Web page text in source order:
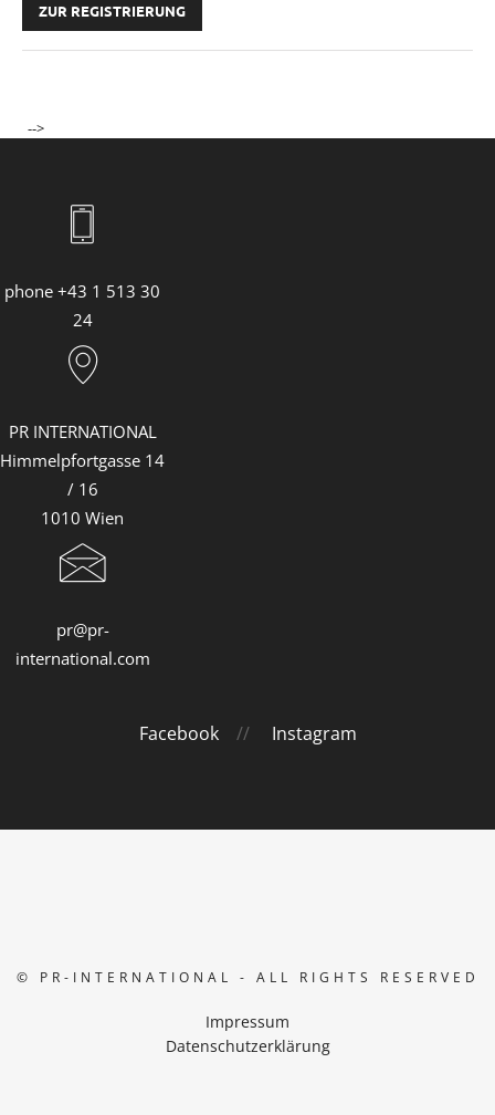
ZUR REGISTRIERUNG
-->
phone +43 1 513 30
24
PR INTERNATIONAL
Himmelpfortgasse 14
/ 16
1010 Wien
pr@pr-
international.com
Facebook// Instagram
© PR-INTERNATIONAL - ALL RIGHTS RESERVED
Impressum
Datenschutzerklärung